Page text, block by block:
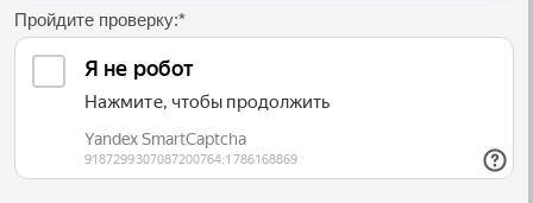
Пройдите проверку:*